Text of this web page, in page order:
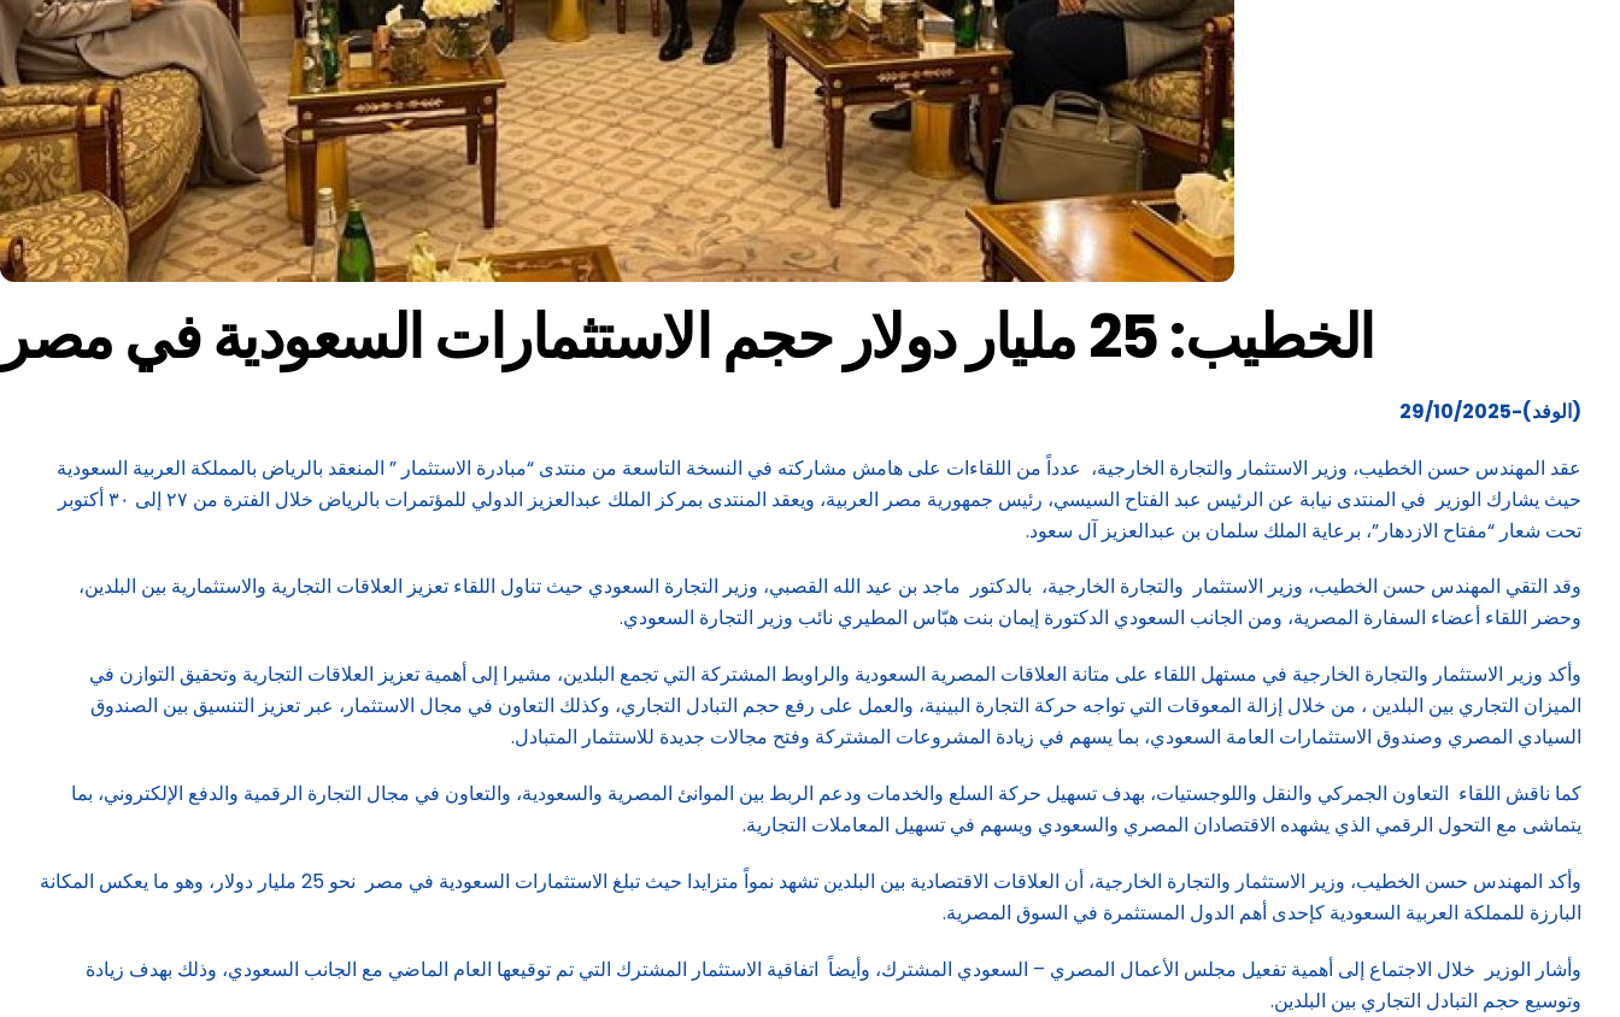
الخطيب: 25 مليار دولار حجم الاستثمارات السعودية في مصر
(الوفد)-29/10/2025
عقد المهندس حسن الخطيب، وزير الاستثمار والتجارة الخارجية، عدداً من اللقاءات على هامش مشاركته في النسخة التاسعة من منتدى “مبادرة الاستثمار ” المنعقد بالرياض بالمملكة العربية السعودية
حيث يشارك الوزير في المنتدى نيابة عن الرئيس عبد الفتاح السيسي، رئيس جمهورية مصر العربية، ويعقد المنتدى بمركز الملك عبدالعزيز الدولي للمؤتمرات بالرياض خلال الفترة من ٢٧ إلى ٣٠ أكتوبر
تحت شعار “مفتاح الازدهار”، برعاية الملك سلمان بن عبدالعزيز آل سعود.
وقد التقي المهندس حسن الخطيب، وزير الاستثمار والتجارة الخارجية، بالدكتور ماجد بن عيد الله القصبي، وزير التجارة السعودي حيث تناول اللقاء تعزيز العلاقات التجارية والاستثمارية بين البلدين،
وحضر اللقاء أعضاء السفارة المصرية، ومن الجانب السعودي الدكتورة إيمان بنت هبّاس المطيري نائب وزير التجارة السعودي.
وأكد وزير الاستثمار والتجارة الخارجية في مستهل اللقاء على متانة العلاقات المصرية السعودية والراوبط المشتركة التي تجمع البلدين، مشيرا إلى أهمية تعزيز العلاقات التجارية وتحقيق التوازن في
الميزان التجاري بين البلدين ، من خلال إزالة المعوقات التي تواجه حركة التجارة البينية، والعمل على رفع حجم التبادل التجاري، وكذلك التعاون في مجال الاستثمار، عبر تعزيز التنسيق بين الصندوق
السيادي المصري وصندوق الاستثمارات العامة السعودي، بما يسهم في زيادة المشروعات المشتركة وفتح مجالات جديدة للاستثمار المتبادل.
كما ناقش اللقاء التعاون الجمركي والنقل واللوجستيات، بهدف تسهيل حركة السلع والخدمات ودعم الربط بين الموانئ المصرية والسعودية، والتعاون في مجال التجارة الرقمية والدفع الإلكتروني، بما
يتماشى مع التحول الرقمي الذي يشهده الاقتصادان المصري والسعودي ويسهم في تسهيل المعاملات التجارية.
وأكد المهندس حسن الخطيب، وزير الاستثمار والتجارة الخارجية، أن العلاقات الاقتصادية بين البلدين تشهد نمواً متزايدا حيث تبلغ الاستثمارات السعودية في مصر نحو 25 مليار دولار، وهو ما يعكس المكانة
البارزة للمملكة العربية السعودية كإحدى أهم الدول المستثمرة في السوق المصرية.
وأشار الوزير خلال الاجتماع إلى أهمية تفعيل مجلس الأعمال المصري – السعودي المشترك، وأيضاً اتفاقية الاستثمار المشترك التي تم توقيعها العام الماضي مع الجانب السعودي، وذلك بهدف زيادة
وتوسيع حجم التبادل التجاري بين البلدين.